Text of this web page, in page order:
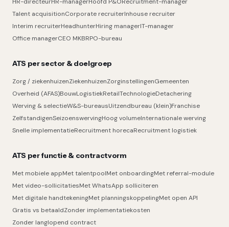
Talent acquisitionCorporate recruiterInhouse recruiter
Interim recruiterHeadhunterHiring managerIT-manager
Office managerCEO MKBRPO-bureau
ATS per sector & doelgroep
Zorg / ziekenhuizenZiekenhuizenZorginstellingenGemeenten
Overheid (AFAS)BouwLogistiekRetailTechnologieDetachering
Werving & selectieW&S-bureausUitzendbureau (klein)Franchise
ZelfstandigenSeizoenswervingHoog volumeInternationale werving
Snelle implementatieRecruitment horecaRecruitment logistiek
ATS per functie & contractvorm
Met mobiele appMet talentpoolMet onboardingMet referral-module
Met video-sollicitatiesMet WhatsApp solliciteren
Met digitale handtekeningMet planningskoppelingMet open API
Gratis vs betaaldZonder implementatiekosten
Zonder langlopend contract